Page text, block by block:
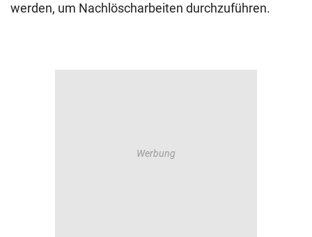
werden, um Nachlöscharbeiten durchzuführen.